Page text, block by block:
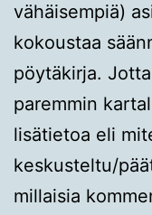
vähäisempiä)
kokoustaa
pöytäkirja.
paremmin
lisätietoa eli
keskusteltu/
millaisia